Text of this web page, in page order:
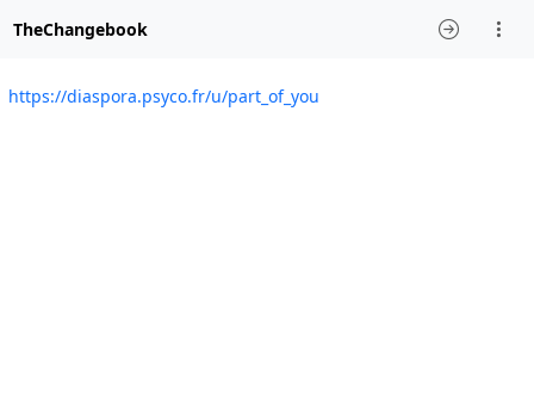
TheChangebook
https://diaspora.psyco.fr/u/part_of_you